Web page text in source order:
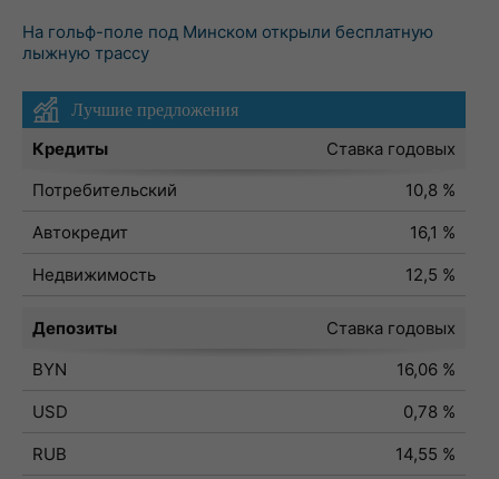
На гольф-поле под Минском открыли бесплатную
лыжную трассу
Лучшие предложения
Кредиты
Ставка годовых
Потребительский
10,8 %
Автокредит
16,1 %
Недвижимость
12,5 %
Депозиты
Ставка годовых
BYN
16,06 %
USD
0,78 %
RUB
14,55 %